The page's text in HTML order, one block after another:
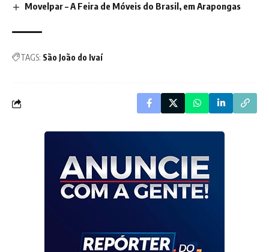
Movelpar – A Feira de Móveis do Brasil, em Arapongas
TAGS: São João do Ivaí